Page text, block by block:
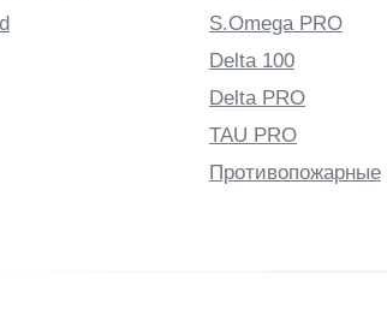
S.Omega PRO
Delta 100
Delta PRO
TAU PRO
Противопожарные